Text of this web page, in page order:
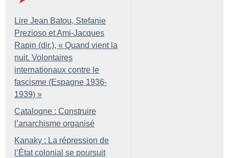
Lire Jean Batou, Stefanie
Prezioso et Ami-Jacques
Rapin (dir.), « Quand vient la
nuit. Volontaires
internationaux contre le
fascisme (Espagne 1936-
1939) »
Catalogne : Construire
l’anarchisme organisé
Kanaky : La répression de
l’État colonial se poursuit